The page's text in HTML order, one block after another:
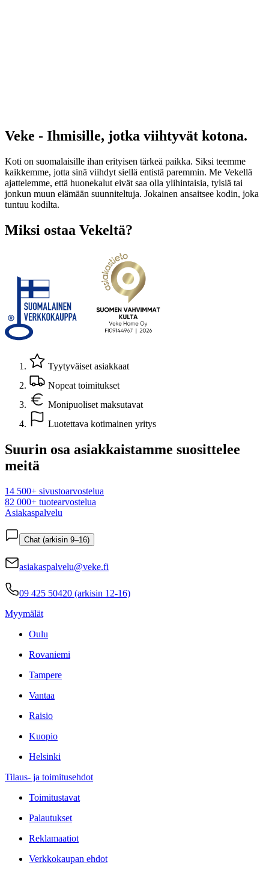
Veke - Ihmisille, jotka viihtyvät kotona.
Koti on suomalaisille ihan erityisen tärkeä paikka. Siksi teemme
kaikkemme, jotta sinä viihdyt siellä entistä paremmin. Me Vekellä
ajattelemme, että huonekalut eivät saa olla ylihintaisia, tylsiä tai
jonkun muun elämään suunniteltuja. Jokainen ansaitsee kodin, joka
tuntuu kodilta.
Miksi ostaa Vekeltä?
Tyytyväiset asiakkaat
Nopeat toimitukset
Monipuoliset maksutavat
Luotettava kotimainen yritys
Suurin osa asiakkaistamme suosittelee
meitä
14 500+ sivustoarvostelua
82 000+ tuotearvostelua
Asiakaspalvelu
Chat (arkisin 9–16)
asiakaspalvelu@veke.fi
09 425 50420 (arkisin 12-16)
Myymälät
Oulu
Rovaniemi
Tampere
Vantaa
Raisio
Kuopio
Helsinki
Tilaus- ja toimitusehdot
Toimitustavat
Palautukset
Reklamaatiot
Verkkokaupan ehdot